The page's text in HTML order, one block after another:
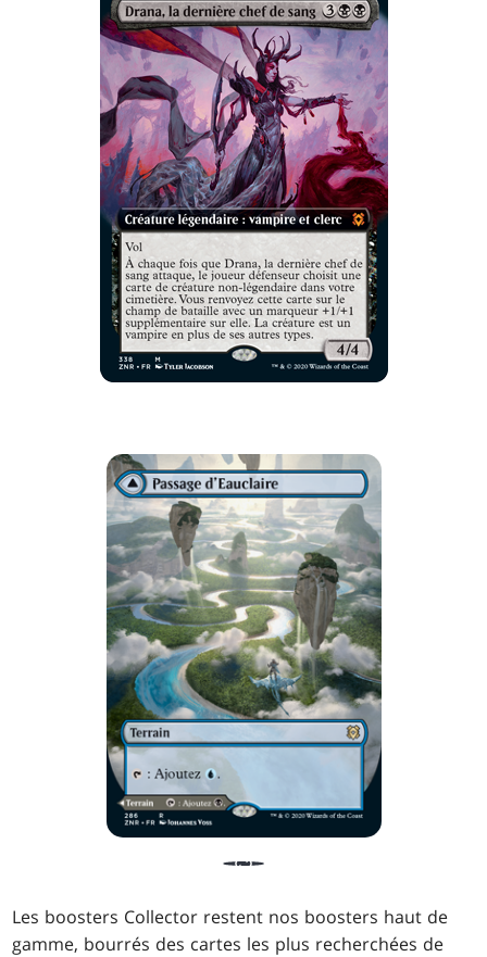
Les boosters Collector restent nos boosters haut de
gamme, bourrés des cartes les plus recherchées de